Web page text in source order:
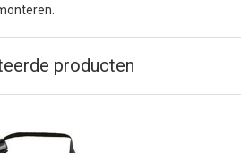
producten